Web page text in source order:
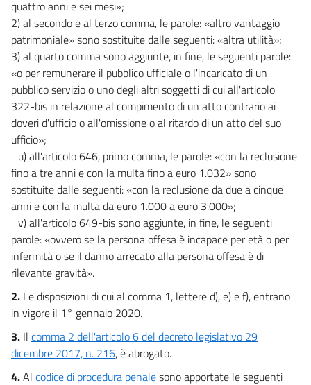
quattro anni e sei mesi»;
2) al secondo e al terzo comma, le parole: «altro vantaggio
patrimoniale» sono sostituite dalle seguenti: «altra utilità»;
3) al quarto comma sono aggiunte, in fine, le seguenti parole:
«o per remunerare il pubblico ufficiale o l'incaricato di un
pubblico servizio o uno degli altri soggetti di cui all'articolo
322-bis in relazione al compimento di un atto contrario ai
doveri d'ufficio o all'omissione o al ritardo di un atto del suo
ufficio»;
u) all'articolo 646, primo comma, le parole: «con la reclusione
fino a tre anni e con la multa fino a euro 1.032» sono
sostituite dalle seguenti: «con la reclusione da due a cinque
anni e con la multa da euro 1.000 a euro 3.000»;
v) all'articolo 649-bis sono aggiunte, in fine, le seguenti
parole: «ovvero se la persona offesa è incapace per età o per
infermità o se il danno arrecato alla persona offesa è di
rilevante gravità».
2. Le disposizioni di cui al comma 1, lettere d), e) e f), entrano
in vigore il 1° gennaio 2020.
3. Il comma 2 dell'articolo 6 del decreto legislativo 29
dicembre 2017, n. 216, è abrogato.
4.Al codice di procedura penalesono apportate le seguenti